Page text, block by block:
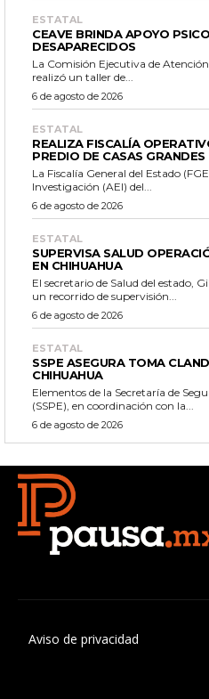
ESTATAL
CEAVE BRINDA APOYO
DESAPARECIDOS
La Comisión Ejecutiva de
realizó un taller de...
6 de agosto de 2026
ESTATAL
REALIZA FISCALÍA
PREDIO DE CASAS GRANDES
La Fiscalía General del Estado
Investigación (AEI) del...
6 de agosto de 2026
ESTATAL
SUPERVISA SALUD
EN CHIHUAHUA
El secretario de Salud del estado,
un recorrido de supervisión...
6 de agosto de 2026
ESTATAL
SSPE ASEGURA TOMA
CHIHUAHUA
Elementos de la Secretaría de
(SSPE), en coordinación con la...
6 de agosto de 2026
Aviso de privacidad